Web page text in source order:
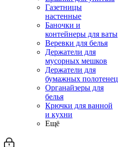
Газетницы
настенные
Баночки и
контейнеры для ваты
Веревки для белья
Держатели для
мусорных мешков
Держатели для
бумажных полотенец
Органайзеры для
белья
Крючки для ванной
и кухни
Ещё